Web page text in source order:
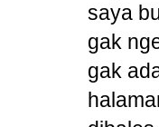
saya
gak
gak